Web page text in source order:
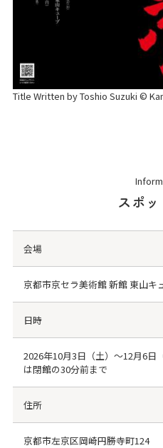
Title Written by Toshio Suzuki ©
スポ
会場
京都市京セラ美術館 新館 東山キ
日時
2026年10月3日（土）～12月6
は閉館の30分前まで
住所
京都市左京区岡崎円勝寺町124